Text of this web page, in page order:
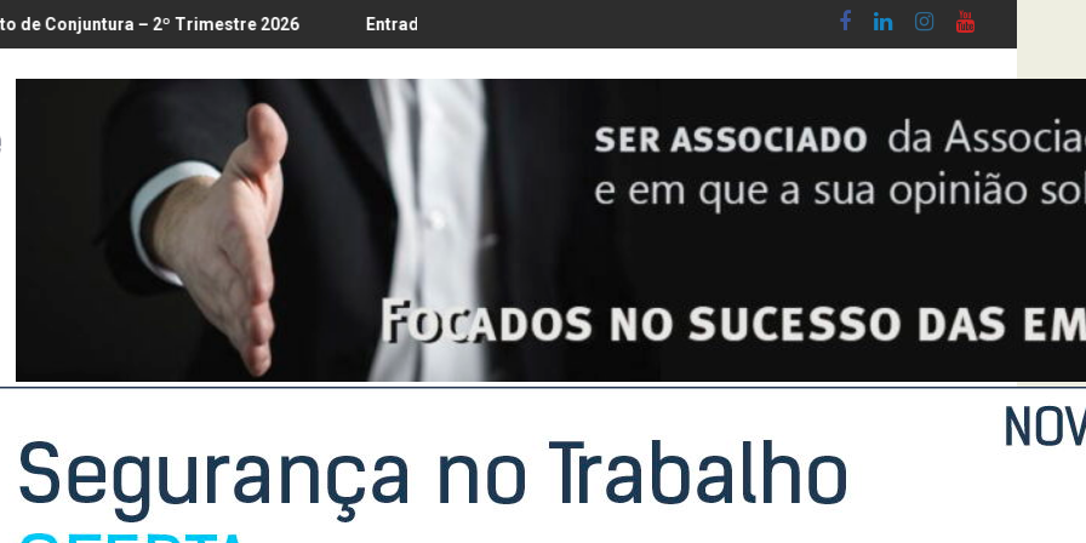
18/8– 2º Trimestre 2026 Entrada em vigor da regulamentação do Lobby - Lei n.º 5-A/2026, de 28 de Janeiro
Diploma de transposição da Diretiva